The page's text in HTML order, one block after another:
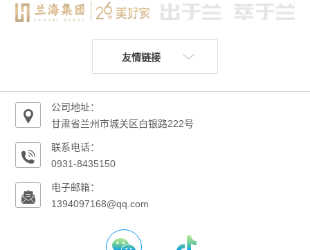
友情链接
公司地址：
甘肃省兰州市城关区白银路222号
联系电话：
0931-8435150
电子邮箱：
1394097168@qq.com